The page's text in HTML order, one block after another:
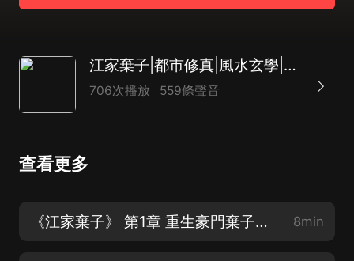
江家棄子|都市修真|風水玄學|強者回歸|AI多播
706次播放 559條聲音
查看更多
《江家棄子》 第1章 重生豪門棄子（新書上架，歡迎點讚、訂閱、收藏、轉發） 8min